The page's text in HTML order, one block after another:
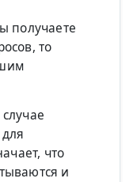
получаете
то
что
и